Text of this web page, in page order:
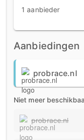
1 aanbieder
Aanbiedingen
probrace.nl
Niet meer
probrace.nl